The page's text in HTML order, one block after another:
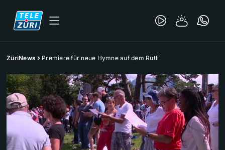
ZüriNews Premiere für neue Hymne auf dem Rütli